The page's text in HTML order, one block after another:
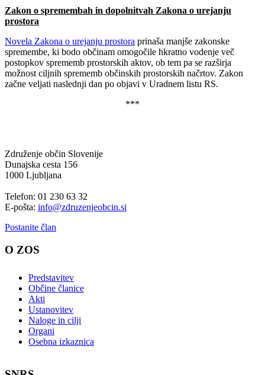
Zakon o spremembah in dopolnitvah Zakona o urejanju
prostora
Novela Zakona o urejanju prostora prinaša manjše zakonske
spremembe, ki bodo občinam omogočile hkratno vodenje več
postopkov sprememb prostorskih aktov, ob tem pa se razširja
možnost ciljnih sprememb občinskih prostorskih načrtov. Zakon
začne veljati naslednji dan po objavi v Uradnem listu RS.
***
Združenje občin Slovenije
Dunajska cesta 156
1000 Ljubljana
Telefon: 01 230 63 32
E-pošta: info@zdruzenjeobcin.si
Postanite član
O ZOS
Predstavitev
Občine članice
Akti
Ustanovitev
Naloge in cilji
Organi
Osebna izkaznica